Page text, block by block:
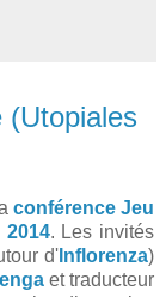
(Utopiales
conférence Jeu
2014. Les invités
d' Inflorenza)
et traducteur